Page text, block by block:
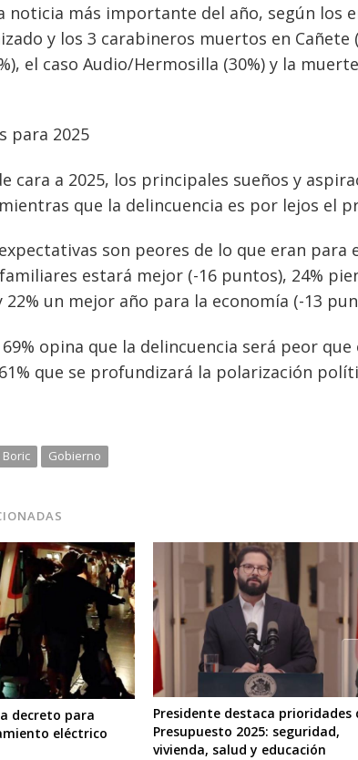
noticia más importante del año, según los
y los 3 carabineros muertos en Cañete
el caso Audio/Hermosilla (30%) y la
para 2025
cara a 2025, los principales sueños y
que la delincuencia es por lejos el
son peores de lo que eran para
estará mejor (-16 puntos), 24%
22% un mejor año para la economía (-13
opina que la delincuencia será peor
que se profundizará la polarización
Gobierno
decreto para
eléctrico
Presidente destaca prioridades
Presupuesto 2025: seguridad,
vivienda, salud y educación